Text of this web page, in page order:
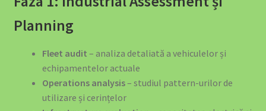
Planning
Fleet audit – analiza detaliată a vehiculelor și
echipamentelor actuale
Operations analysis– studiul pattern-urilor de
utilizare și cerințelor